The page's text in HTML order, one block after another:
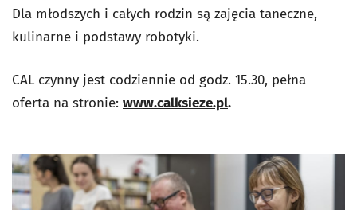
Dla młodszych i całych rodzin są zajęcia taneczne,
kulinarne i podstawy robotyki.
CAL czynny jest codziennie od godz. 15.30, pełna
oferta na stronie: www.calksieze.pl.